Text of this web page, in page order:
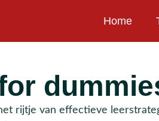
Home
rijtje van effectieve